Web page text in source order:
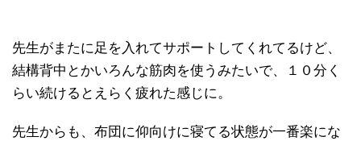
先生がまたに足を入れてサポートしてくれてるけど、
結構背中とかいろんな筋肉を使うみたいで、１０分く
らい続けるとえらく疲れた感じに。
先生からも、布団に仰向けに寝てる状態が一番楽にな